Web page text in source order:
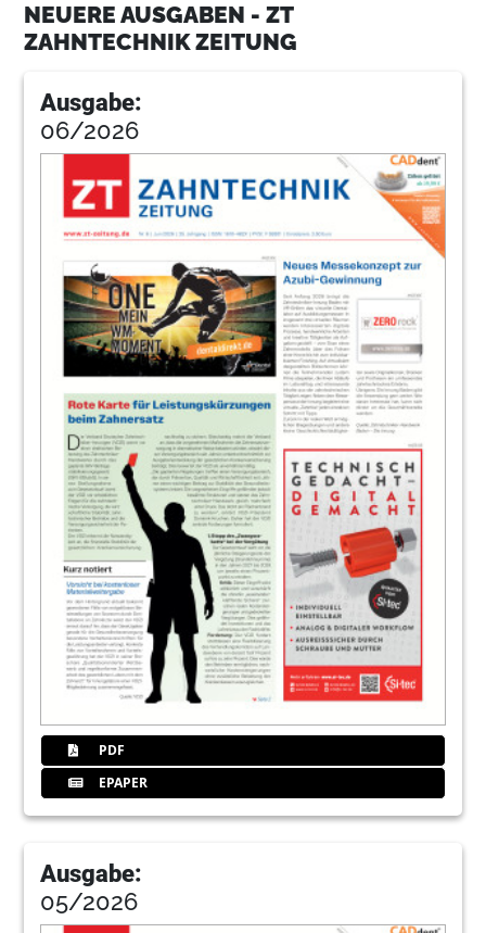
NEUERE AUSGABEN - ZT
ZAHNTECHNIK ZEITUNG
Ausgabe:
06/2026
PDF
EPAPER
Ausgabe:
05/2026